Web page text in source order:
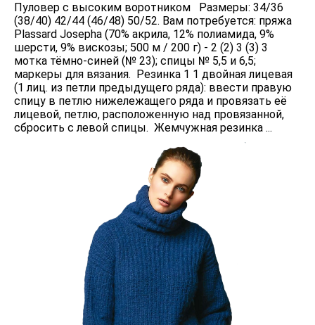
Пуловер с высоким воротником Размеры: 34/36
(38/40) 42/44 (46/48) 50/52. Вам потребуется: пряжа
Plassard Josepha (70% акрила, 12% полиамида, 9%
шерсти, 9% вискозы; 500 м / 200 г) - 2 (2) 3 (3) 3
мотка тёмно-синей (№ 23); спицы № 5,5 и 6,5;
маркеры для вязания. Резинка 1 1 двойная лицевая
(1 лиц. из петли предыдущего ряда): ввести правую
спицу в петлю нижележащего ряда и провязать её
лицевой, петлю, расположенную над провязанной,
сбросить с левой спицы. Жемчужная резинка ...